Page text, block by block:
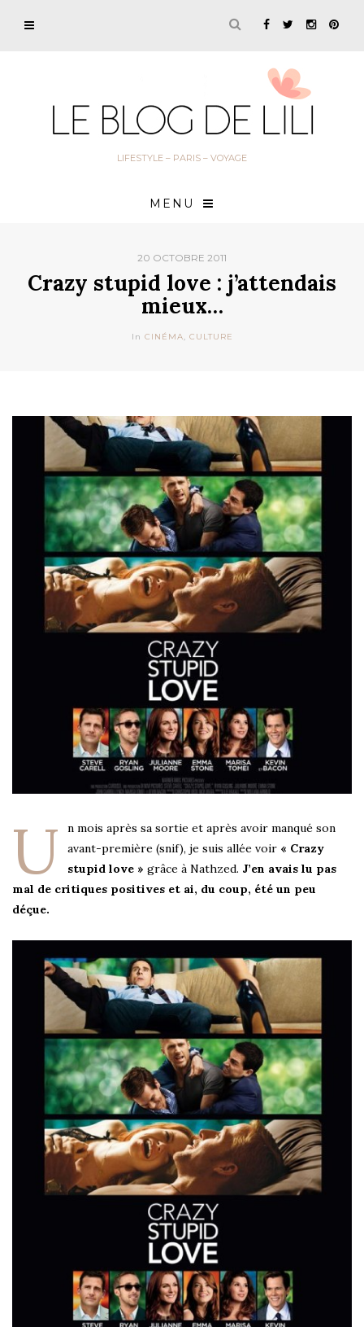
LIFESTYLE – PARIS – VOYAGE
MENU
20 OCTOBRE 2011
Crazy stupid love : j’attendais
mieux…
In CINÉMA, CULTURE
U
n mois après sa sortie et après avoir manqué son
avant-première (snif), je suis allée voir « Crazy
stupid love » grâce à Nathzed. J’en avais lu pas
mal de critiques positives et ai, du coup, été un peu
déçue.